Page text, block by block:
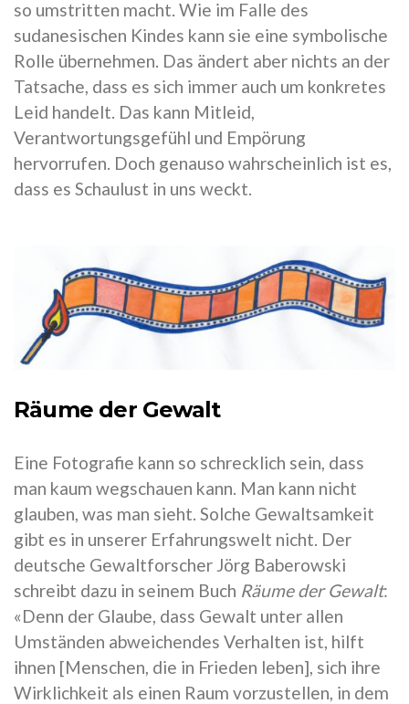
so umstritten macht. Wie im Falle des
sudanesischen Kindes kann sie eine symbolische
Rolle übernehmen. Das ändert aber nichts an der
Tatsache, dass es sich immer auch um konkretes
Leid handelt. Das kann Mitleid,
Verantwortungsgefühl und Empörung
hervorrufen. Doch genauso wahrscheinlich ist es,
dass es Schaulust in uns weckt.
Räume der Gewalt
Eine Fotografie kann so schrecklich sein, dass
man kaum wegschauen kann. Man kann nicht
glauben, was man sieht. Solche Gewaltsamkeit
gibt es in unserer Erfahrungswelt nicht. Der
deutsche Gewaltforscher Jörg Baberowski
schreibt dazu in seinem Buch Räume der Gewalt:
«Denn der Glaube, dass Gewalt unter allen
Umständen abweichendes Verhalten ist, hilft
ihnen [Menschen, die in Frieden leben], sich ihre
Wirklichkeit als einen Raum vorzustellen, in dem